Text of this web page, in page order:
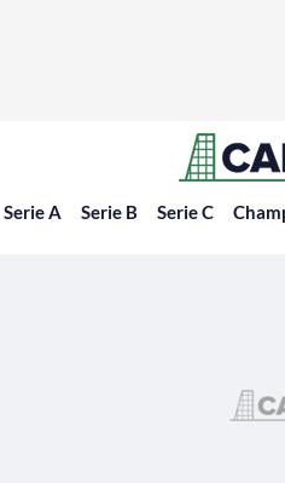
Serie A Serie B Serie C